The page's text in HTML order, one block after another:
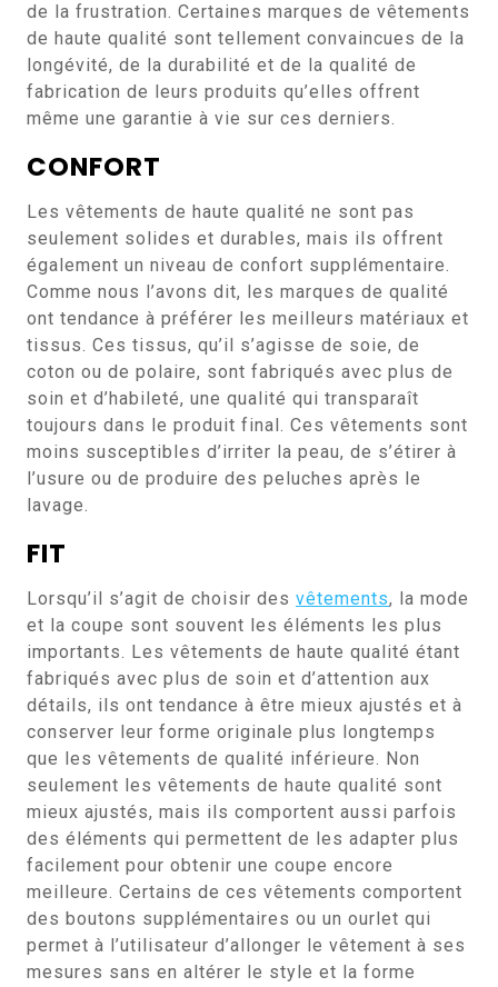
de la frustration. Certaines marques de vêtements
de haute qualité sont tellement convaincues de la
longévité, de la durabilité et de la qualité de
fabrication de leurs produits qu’elles offrent
même une garantie à vie sur ces derniers.
CONFORT
Les vêtements de haute qualité ne sont pas
seulement solides et durables, mais ils offrent
également un niveau de confort supplémentaire.
Comme nous l’avons dit, les marques de qualité
ont tendance à préférer les meilleurs matériaux et
tissus. Ces tissus, qu’il s’agisse de soie, de
coton ou de polaire, sont fabriqués avec plus de
soin et d’habileté, une qualité qui transparaît
toujours dans le produit final. Ces vêtements sont
moins susceptibles d’irriter la peau, de s’étirer à
l’usure ou de produire des peluches après le
lavage.
FIT
Lorsqu’il s’agit de choisir des vêtements, la mode
et la coupe sont souvent les éléments les plus
importants. Les vêtements de haute qualité étant
fabriqués avec plus de soin et d’attention aux
détails, ils ont tendance à être mieux ajustés et à
conserver leur forme originale plus longtemps
que les vêtements de qualité inférieure. Non
seulement les vêtements de haute qualité sont
mieux ajustés, mais ils comportent aussi parfois
des éléments qui permettent de les adapter plus
facilement pour obtenir une coupe encore
meilleure. Certains de ces vêtements comportent
des boutons supplémentaires ou un ourlet qui
permet à l’utilisateur d’allonger le vêtement à ses
mesures sans en altérer le style et la forme